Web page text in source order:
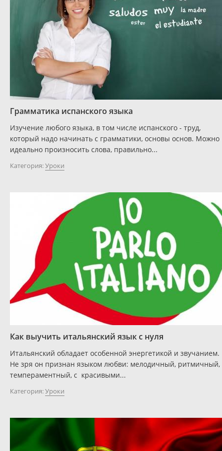
Грамматика испанского языка
Изучение любого языка, в том числе испанского - труд,
который надо начинать с грамматики, основы основ. Можно
идеально произносить слова, правильно...
Категория:Уроки
Как выучить итальянский язык с нуля
Итальянский обладает особенной энергетикой и звучанием.
Не зря он признан языком любви: мелодичный, ритмичный,
темпераментный, с красивыми...
Категория:Уроки